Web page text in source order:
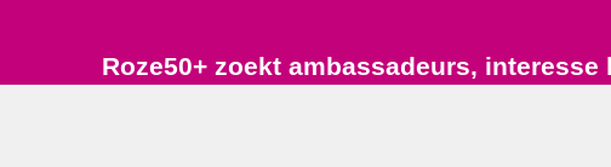
Roze50+ zoekt ambassadeurs, interesse